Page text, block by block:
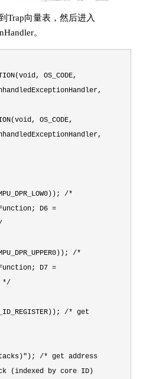
Trap向量表，然后进入
。
OS_CODE,
OS_CODE,
/*
D6 =
/*
D7 =
*/
/* get
/* get address
(indexed by core ID)